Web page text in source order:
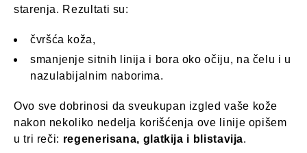
starenja. Rezultati su:
čvršća koža,
smanjenje sitnih linija i bora oko očiju, na čelu i u
nazulabijalnim naborima.
Ovo sve dobrinosi da sveukupan izgled vaše kože
nakon nekoliko nedelja korišćenja ove linije opišem
u tri reči: regenerisana, glatkija i blistavija.